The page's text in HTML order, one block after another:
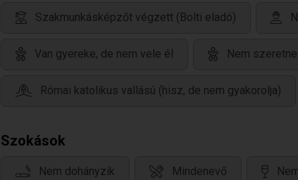
Szakmunkásképzőt végzett (Bolti eladó)
Van gyereke, de nem vele él Nem
Római katolikus vallású (hisz, de nem gyakorolja)
Szokások
Nem dohányzik Mindenevő